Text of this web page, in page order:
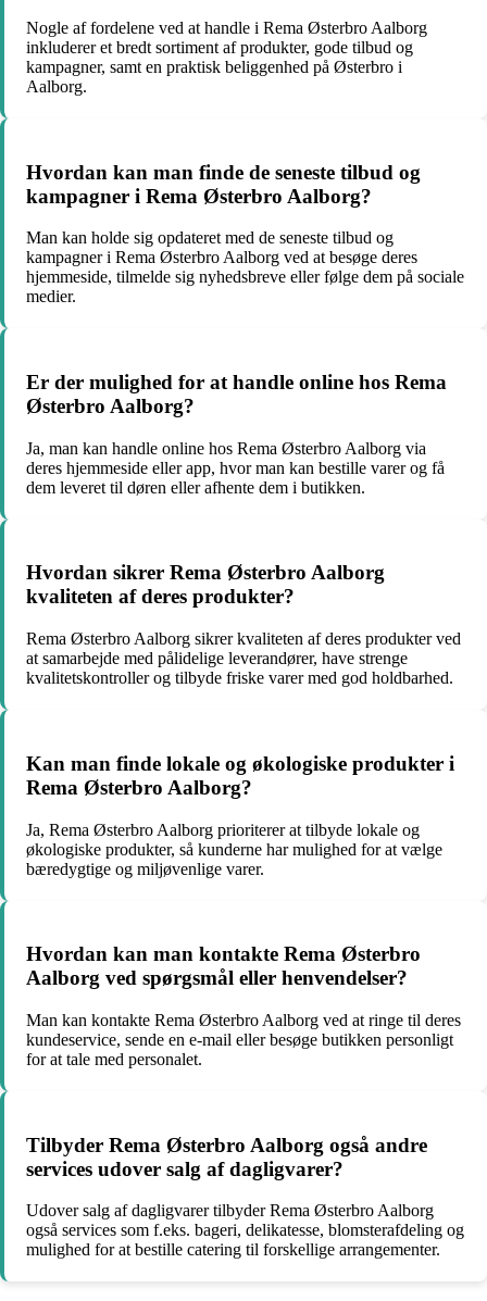
Nogle af fordelene ved at handle i Rema Østerbro Aalborg
inkluderer et bredt sortiment af produkter, gode tilbud og
kampagner, samt en praktisk beliggenhed på Østerbro i
Aalborg.
Hvordan kan man finde de seneste tilbud og
kampagner i Rema Østerbro Aalborg?
Man kan holde sig opdateret med de seneste tilbud og
kampagner i Rema Østerbro Aalborg ved at besøge deres
hjemmeside, tilmelde sig nyhedsbreve eller følge dem på sociale
medier.
Er der mulighed for at handle online hos Rema
Østerbro Aalborg?
Ja, man kan handle online hos Rema Østerbro Aalborg via
deres hjemmeside eller app, hvor man kan bestille varer og få
dem leveret til døren eller afhente dem i butikken.
Hvordan sikrer Rema Østerbro Aalborg
kvaliteten af deres produkter?
Rema Østerbro Aalborg sikrer kvaliteten af deres produkter ved
at samarbejde med pålidelige leverandører, have strenge
kvalitetskontroller og tilbyde friske varer med god holdbarhed.
Kan man finde lokale og økologiske produkter i
Rema Østerbro Aalborg?
Ja, Rema Østerbro Aalborg prioriterer at tilbyde lokale og
økologiske produkter, så kunderne har mulighed for at vælge
bæredygtige og miljøvenlige varer.
Hvordan kan man kontakte Rema Østerbro
Aalborg ved spørgsmål eller henvendelser?
Man kan kontakte Rema Østerbro Aalborg ved at ringe til deres
kundeservice, sende en e-mail eller besøge butikken personligt
for at tale med personalet.
Tilbyder Rema Østerbro Aalborg også andre
services udover salg af dagligvarer?
Udover salg af dagligvarer tilbyder Rema Østerbro Aalborg
også services som f.eks. bageri, delikatesse, blomsterafdeling og
mulighed for at bestille catering til forskellige arrangementer.